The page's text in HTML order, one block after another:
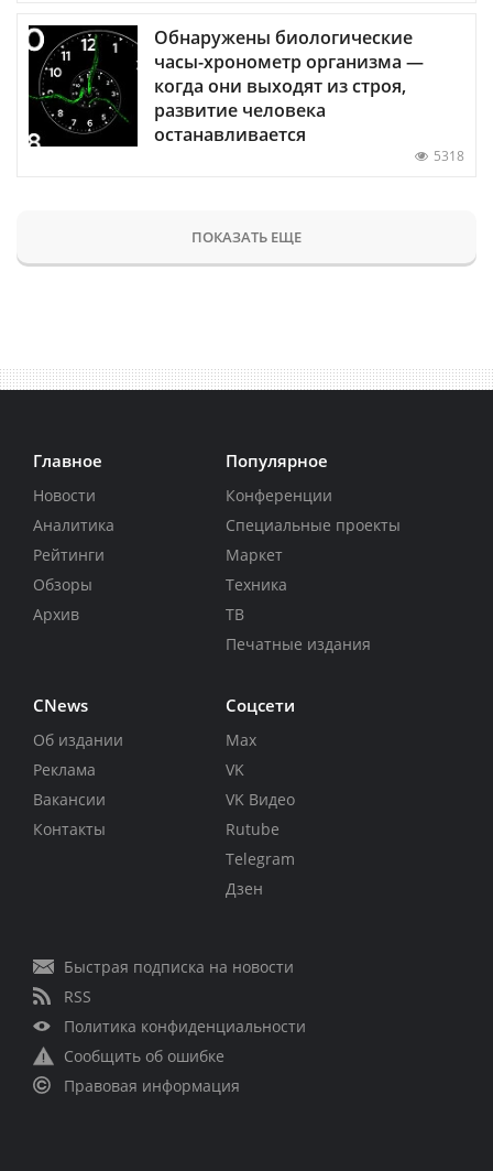
Обнаружены биологические
часы-хронометр организма —
когда они выходят из строя,
развитие человека
останавливается
5318
ПОКАЗАТЬ ЕЩЕ
Главное
Новости
Аналитика
Рейтинги
Обзоры
Архив
Популярное
Конференции
Специальные проекты
Маркет
Техника
ТВ
Печатные издания
CNews
Об издании
Реклама
Вакансии
Контакты
Соцсети
Max
VK
VK Видео
Rutube
Telegram
Дзен
Быстрая подписка на новости
RSS
Политика конфиденциальности
Сообщить об ошибке
Правовая информация